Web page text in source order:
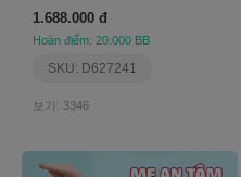
1.688.000 đ
Hoàn điểm: 20.000 BB
SKU: D627241
보기: 3346